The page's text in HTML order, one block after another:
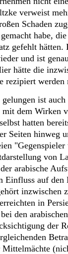
verweist
Schaden
habe,
gefehlt
und ist
hätte die
rezipiert werden
ist auch
mit dem Wirken
hatten
Seiten hinweg
von
arabische
Einfluss auf
inzwischen
in
den
der